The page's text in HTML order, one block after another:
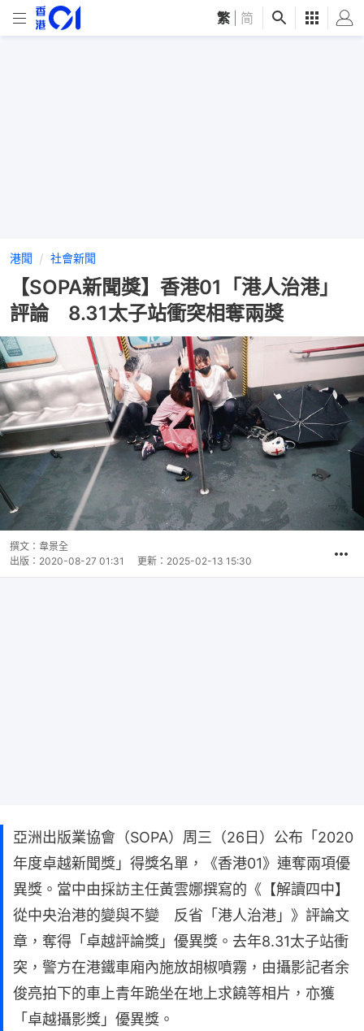
繁 简
港聞 社會新聞
【SOPA新聞獎】香港01「港人治港」
評論 8.31太子站衝突相奪兩獎
撰文： 韋景全
出版： 2020-08-27 01:31 更新： 2025-02-13 15:30
亞洲出版業協會（SOPA）周三（26日）公布「2020
年度卓越新聞獎」得獎名單，《香港01》連奪兩項優
異獎。當中由採訪主任黃雲娜撰寫的《【解讀四中】
從中央治港的變與不變 反省「港人治港」》評論文
章，奪得「卓越評論獎」優異獎。去年8.31太子站衝
突，警方在港鐵車廂內施放胡椒噴霧，由攝影記者余
俊亮拍下的車上青年跪坐在地上求饒等相片，亦獲
「卓越攝影獎」優異獎。